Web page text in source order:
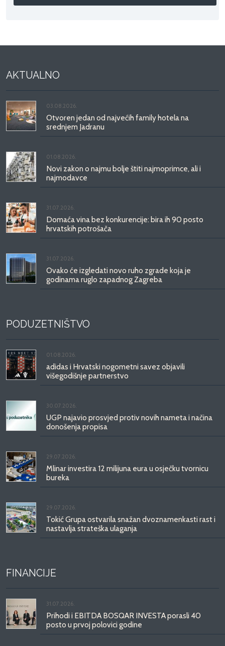
AKTUALNO
03.08.2026.
Otvoren jedan od najvećih family hotela na
srednjem Jadranu
01.08.2026.
Novi zakon o najmu bolje štiti najmoprimce, ali i
najmodavce
31.07.2026.
Domaća vina bez konkurencije: bira ih 90 posto
hrvatskih potrošača
31.07.2026.
Ovako će izgledati novo ruho zgrade koja je
godinama ruglo zapadnog Zagreba
PODUZETNIŠTVO
01.08.2026.
adidas i Hrvatski nogometni savez objavili
višegodišnje partnerstvo
30.07.2026.
UGP najavio prosvjed protiv novih nameta i načina
donošenja propisa
29.07.2026.
Mlinar investira 12 milijuna eura u osječku tvornicu
bureka
29.07.2026.
Tokić Grupa ostvarila snažan dvoznamenkasti rast i
nastavlja strateška ulaganja
FINANCIJE
31.07.2026.
Prihodi i EBITDA BOSQAR INVESTA porasli 40
posto u prvoj polovici godine